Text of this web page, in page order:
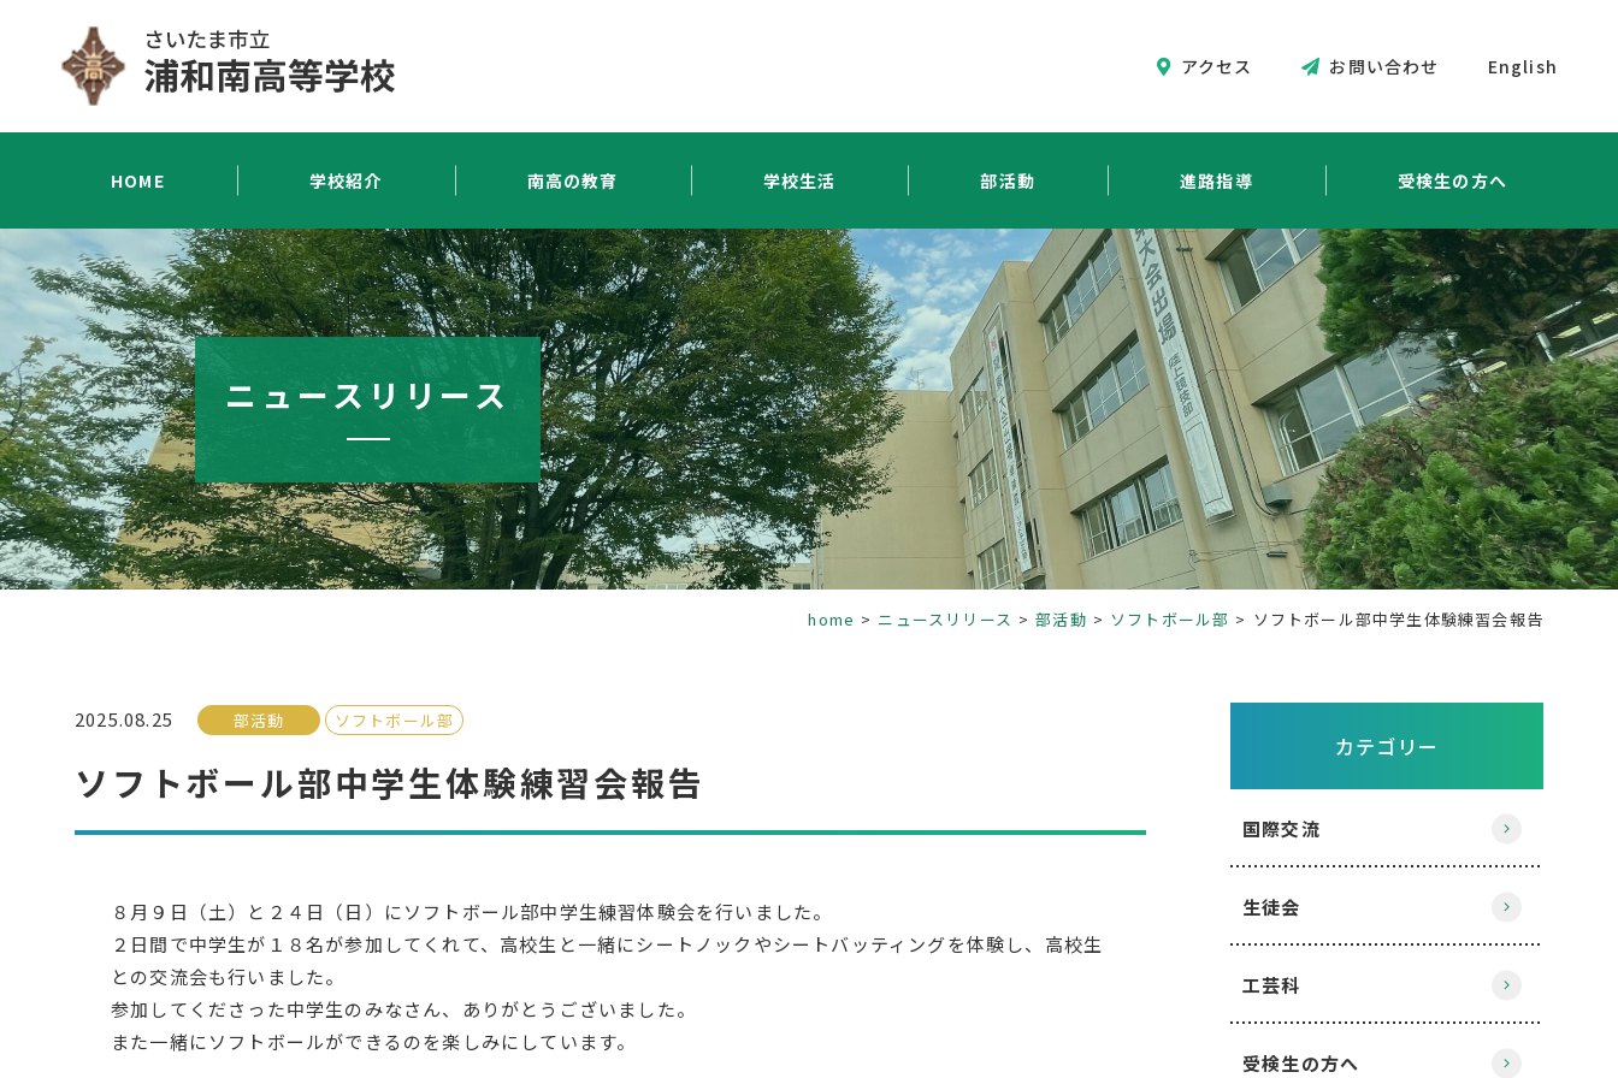
HOME 学校紹介 南高の教育 学校生活 部活動 進路指導 受検生の方へ
アクセス お問い合わせ English
ニュースリリース
home ニュースリリース 部活動 ソフトボール部 ソフトボール部中学生体験練習会報告
2025.08.25 部活動 ソフトボール部
ソフトボール部中学生体験練習会報告
８月９日（土）と２４日（日）にソフトボール部中学生練習体験会を行いました。
２日間で中学生が１８名が参加してくれて、高校生と一緒にシートノックやシートバッティングを体験し、高校生
との交流会も行いました。
参加してくださった中学生のみなさん、ありがとうございました。
また一緒にソフトボールができるのを楽しみにしています。
カテゴリー
国際交流
生徒会
工芸科
受検生の方へ